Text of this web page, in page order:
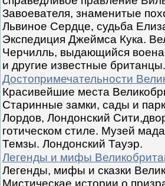
Завоевателя, знаменитые
Львиное Сердце, судьба
Экспедиция Джеймса Кука.
Черчилль, выдающийся
и другие известные британцы.
Достопримечательности
Красивейшие места
Старинные замки, сады и
Лордов, Лондонский
готическом стиле. Музей
Темзы. Лондонский Тауэр.
Легенды и мифы
Легенды, мифы и сказки
Мистическае истории о